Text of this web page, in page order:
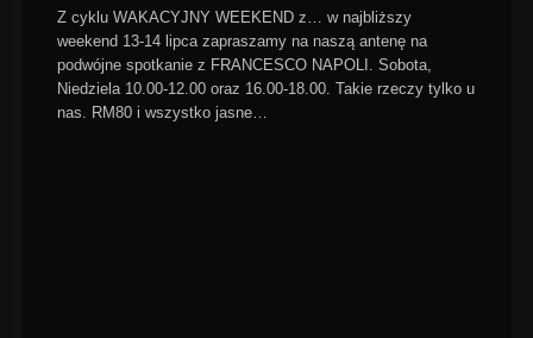
Z cyklu WAKACYJNY WEEKEND z… w najbliższy
weekend 13-14 lipca zapraszamy na naszą antenę na
podwójne spotkanie z FRANCESCO NAPOLI. Sobota,
Niedziela 10.00-12.00 oraz 16.00-18.00. Takie rzeczy tylko u
nas. RM80 i wszystko jasne…